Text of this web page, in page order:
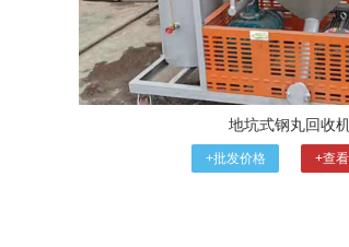
地坑式钢丸回收
+批发价格 +查